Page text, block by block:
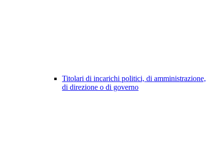
Titolari di incarichi politici, di amministrazione,
di direzione o di governo